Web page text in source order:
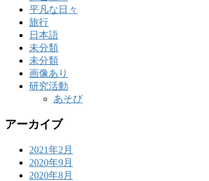
平凡な日々
旅行
日本語
未分類
未分類
画像あり
研究活動
あそび
アーカイブ
2021年2月
2020年9月
2020年8月